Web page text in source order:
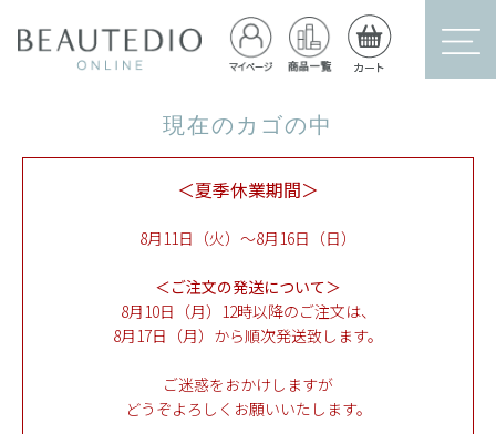
現在のカゴの中
＜夏季休業期間＞
8月11日（火）～8月16日（日）
＜ご注文の発送について＞
8月10日（月）12時以降のご注文は、
8月17日（月）から順次発送致します。
ご迷惑をおかけしますが
どうぞよろしくお願いいたします。